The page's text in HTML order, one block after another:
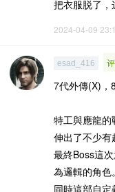
把衣服脱了，
2024-04-09
esad_416
7代外傳(X)，
特工與應龍
伸出了不少有
最終Boss這
為邏輯的角色。
同時這部自